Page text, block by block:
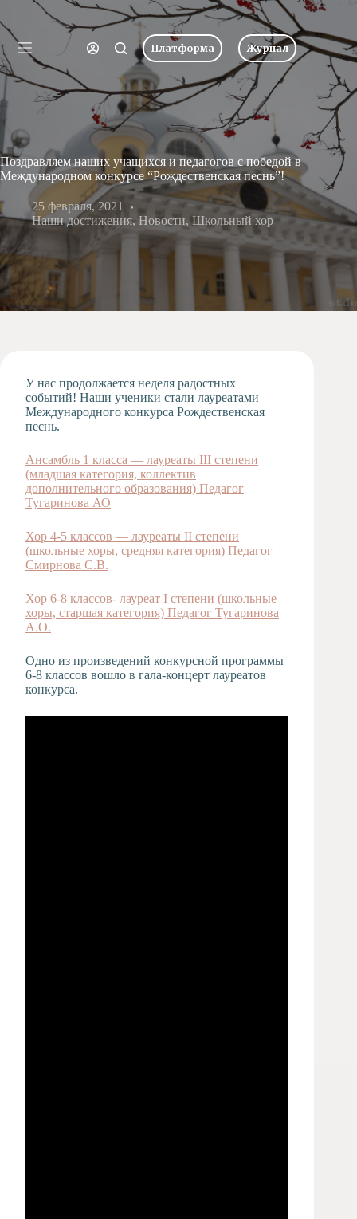
Перейти
к
сути
Ничего
не
найдено
Главная
Новости
школе
Учеба
Пресс-
центр
Хоровая
Царевич
Допобразование
студия
Музыкальное
Служба
Тьюторская
служба
Имя пользователя или Email
Пароль
Запомнить меня Забыли пароль?
Вход
Имя пользователя или Email
Получить новый пароль
← Вернуться ко входу
Платформа Журнал
Поздравляем наших учащихся и педагогов с победой в
Международном конкурсе “Рождественская песнь”!
25 февраля, 2021
Наши достижения, Новости, Школьный хор
У нас продолжается неделя радостных
событий! Наши ученики стали лауреатами
Международного конкурса Рождественская
песнь.
Ансамбль 1 класса — лауреаты III степени
(младшая категория, коллектив
дополнительного образования) Педагог
Тугаринова АО
Хор 4-5 классов — лауреаты II степени
(школьные хоры, средняя категория) Педагог
Смирнова С.В.
Хор 6-8 классов- лауреат I степени (школьные
хоры, старшая категория) Педагог Тугаринова
А.О.
Одно из произведений конкурсной программы
6-8 классов вошло в гала-концерт лауреатов
конкурса.